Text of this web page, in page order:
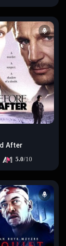
After
5.0/10